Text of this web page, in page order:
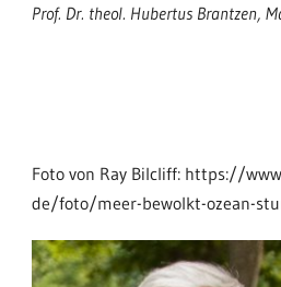
Prof. Dr. theol. Hubertus Brantzen,
Foto von Ray Bilcliff: https://
de/foto/meer-bewolkt-ozean-